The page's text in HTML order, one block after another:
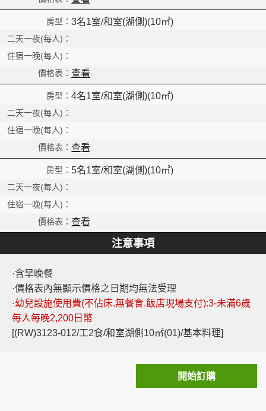
3名1室/和室(湖側)(10㎡)
查看
4名1室/和室(湖側)(10㎡)
查看
5名1室/和室(湖側)(10㎡)
查看
注意事項
·含早晚餐
·價格表內無顯示價格之日期均無法受理
·幼兒設施使用費(不佔床.無餐食.飯店現場支付):3-未滿6歲
每人每晚2,200日幣
[(RW)3123-012/工2食/和室湖側10㎡(01)/基本料理]
開始訂購